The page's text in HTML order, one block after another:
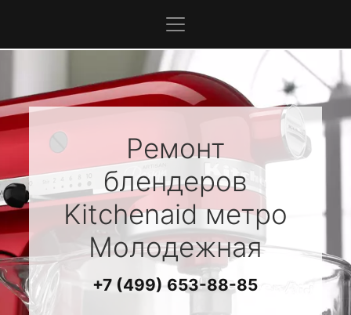
Ремонт
блендеров
Kitchenaidметро
Молодежная
+7 (499) 653-88-85